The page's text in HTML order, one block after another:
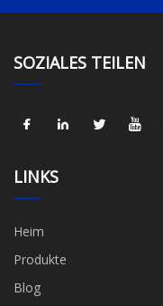
SOZIALES TEILEN
LINKS
Heim
Produkte
Blog